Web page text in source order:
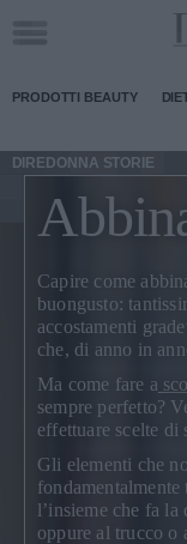
PRODOTTI BEAUTY
DIREDONNA STORIE
Capire come
buongusto:
accostamenti
che, di anno in
Ma come fare a
sempre perfetto?
effettuare scelte di
Gli elementi che
l’insieme che fa la
oppure al trucco o